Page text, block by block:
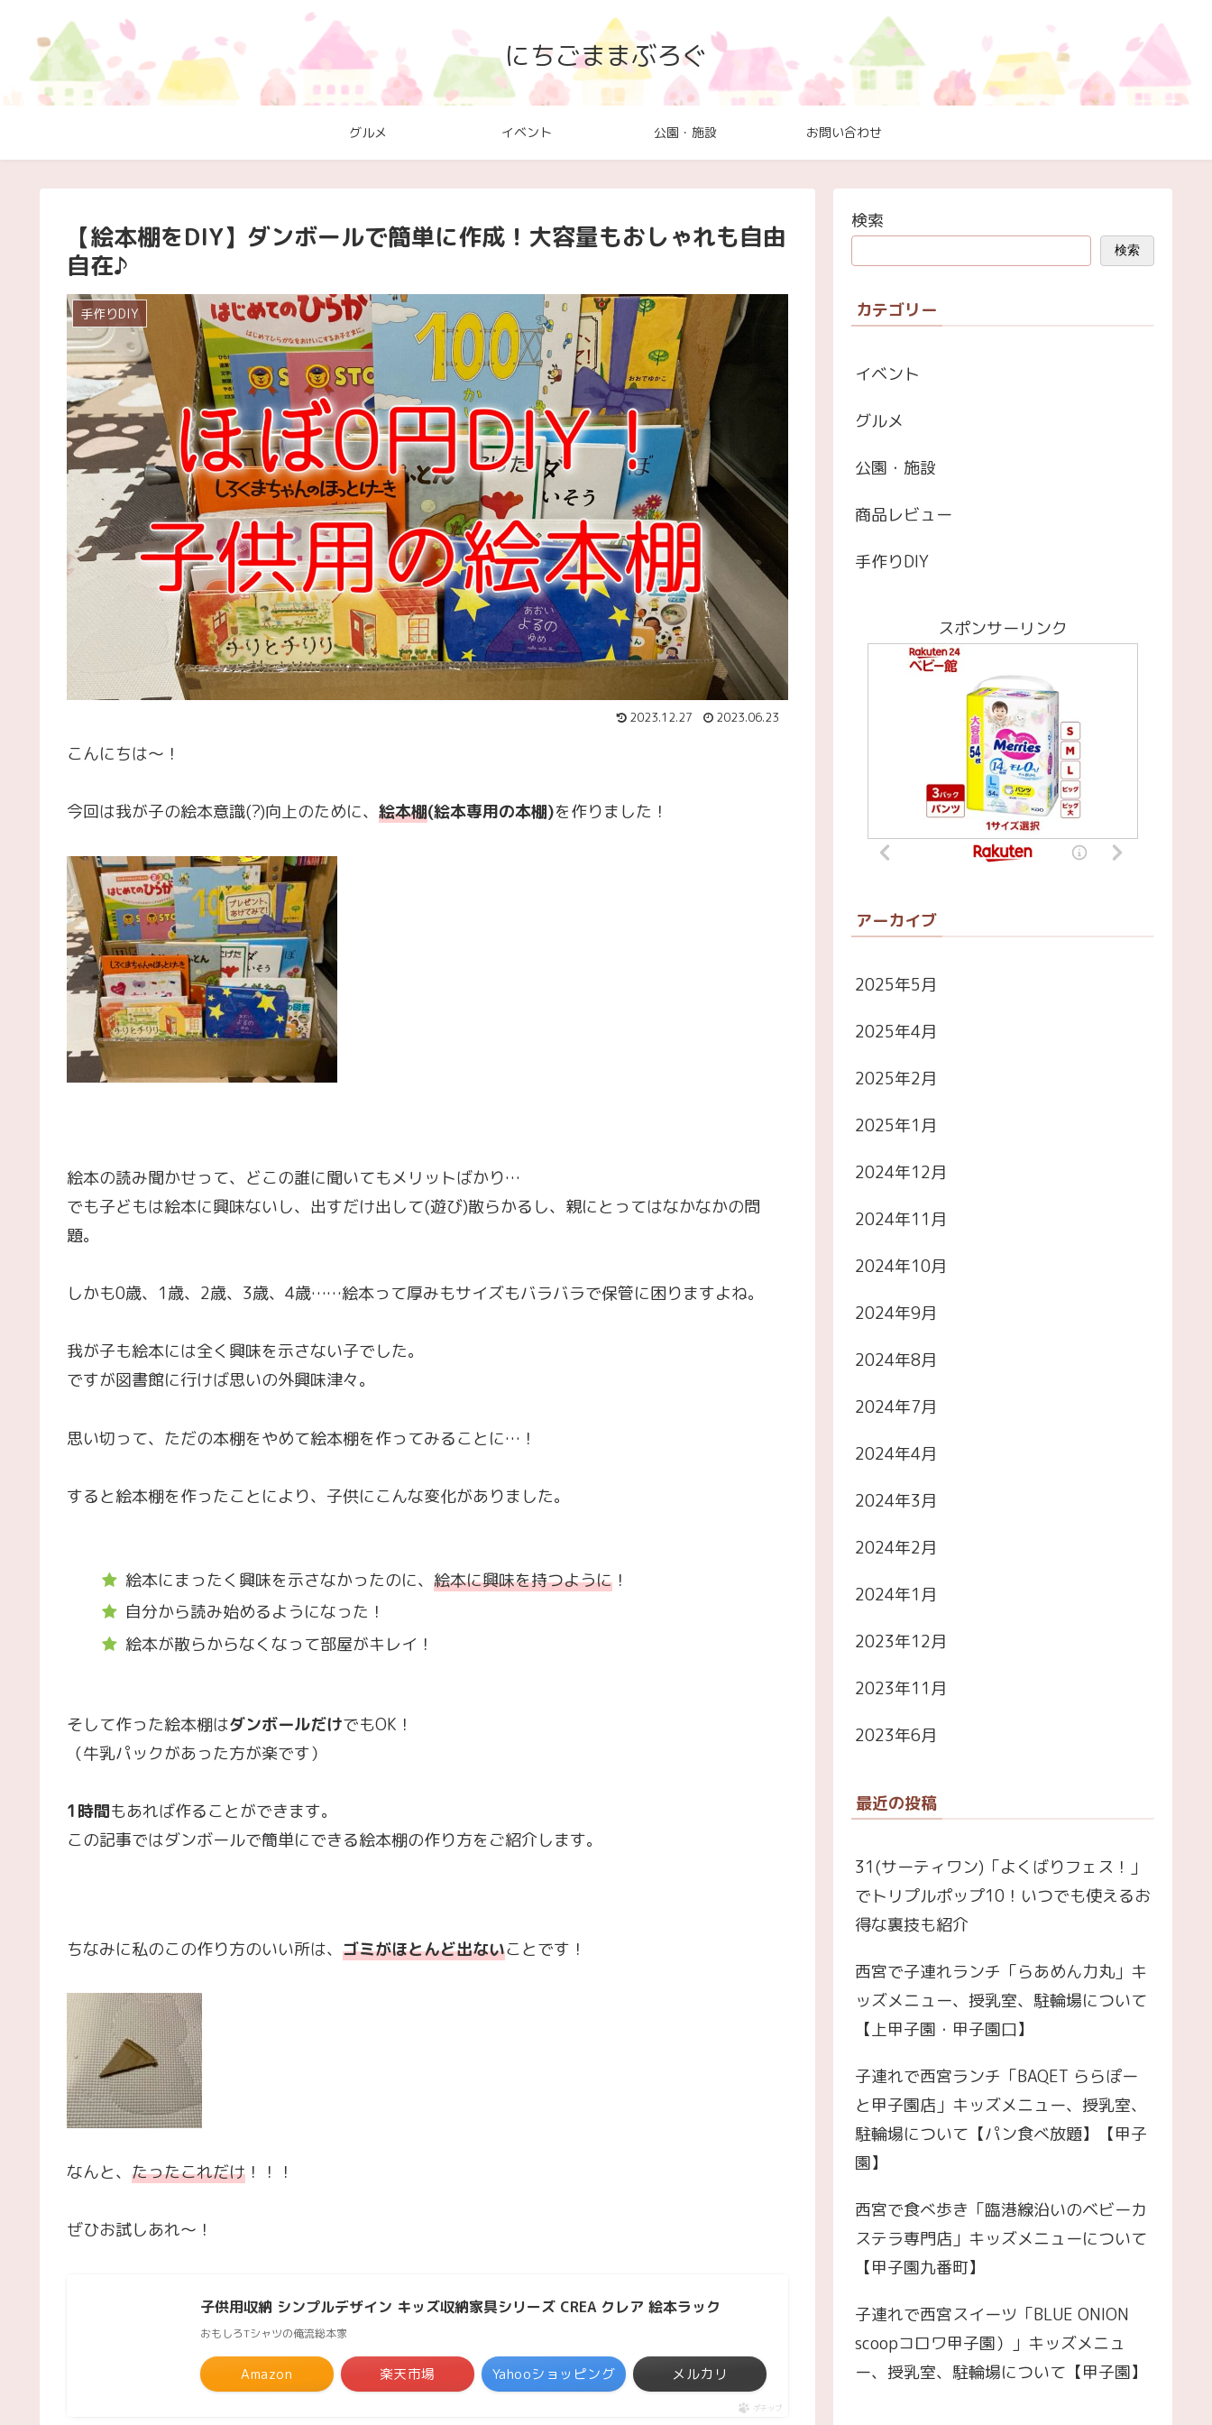
にちごままぶろぐ
グルメ イベント 公園・施設 お問い合わせ
【絵本棚をDIY】ダンボールで簡単に作成！大容量もおしゃれも自由
自在♪
手作りDIY
2023.12.27 2023.06.23
こんにちは～！
今回は我が子の絵本意識(?)向上のために、 絵本棚(絵本専用の本棚)を作りました！
絵本の読み聞かせって、どこの誰に聞いてもメリットばかり…
でも子どもは絵本に興味ないし、出すだけ出して(遊び)散らかるし、親にとってはなかなかの問
題。
しかも0歳、1歳、2歳、3歳、4歳……絵本って厚みもサイズもバラバラで保管に困りますよね。
我が子も絵本には全く興味を示さない子でした。
ですが図書館に行けば思いの外興味津々。
思い切って、ただの本棚をやめて絵本棚を作ってみることに…！
すると絵本棚を作ったことにより、子供にこんな変化がありました。
絵本にまったく興味を示さなかったのに、 絵本に興味を持つように！
自分から読み始めるようになった！
絵本が散らからなくなって部屋がキレイ！
そして作った絵本棚はダンボールだけでもOK！
（牛乳パックがあった方が楽です）
1時間もあれば作ることができます。
この記事ではダンボールで簡単にできる絵本棚の作り方をご紹介します。
ちなみに私のこの作り方のいい所は、 ゴミがほとんど出ないことです！
なんと、 たったこれだけ ！！！
ぜひお試しあれ～！
子供用収納 シンプルデザイン キッズ収納家具シリーズ CREA クレア 絵本ラック
おもしろTシャツの俺流総本家
Amazon 楽天市場 Yahooショッピング メルカリ
ポチップ
検索
検索
カテゴリー
イベント
グルメ
公園・施設
商品レビュー
手作りDIY
スポンサーリンク
アーカイブ
2025年5月
2025年4月
2025年2月
2025年1月
2024年12月
2024年11月
2024年10月
2024年9月
2024年8月
2024年7月
2024年4月
2024年3月
2024年2月
2024年1月
2023年12月
2023年11月
2023年6月
最近の投稿
31(サーティワン)「よくばりフェス！」
でトリプルポップ10！いつでも使えるお
得な裏技も紹介
西宮で子連れランチ「らあめん力丸」キ
ッズメニュー、授乳室、駐輪場について
【上甲子園・甲子園口】
子連れで西宮ランチ「BAQET ららぽー
と甲子園店」キッズメニュー、授乳室、
駐輪場について【パン食べ放題】【甲子
園】
西宮で食べ歩き「臨港線沿いのベビーカ
ステラ専門店」キッズメニューについて
【甲子園九番町】
子連れで西宮スイーツ「BLUE ONION
scoopコロワ甲子園）」キッズメニュ
ー、授乳室、駐輪場について【甲子園】